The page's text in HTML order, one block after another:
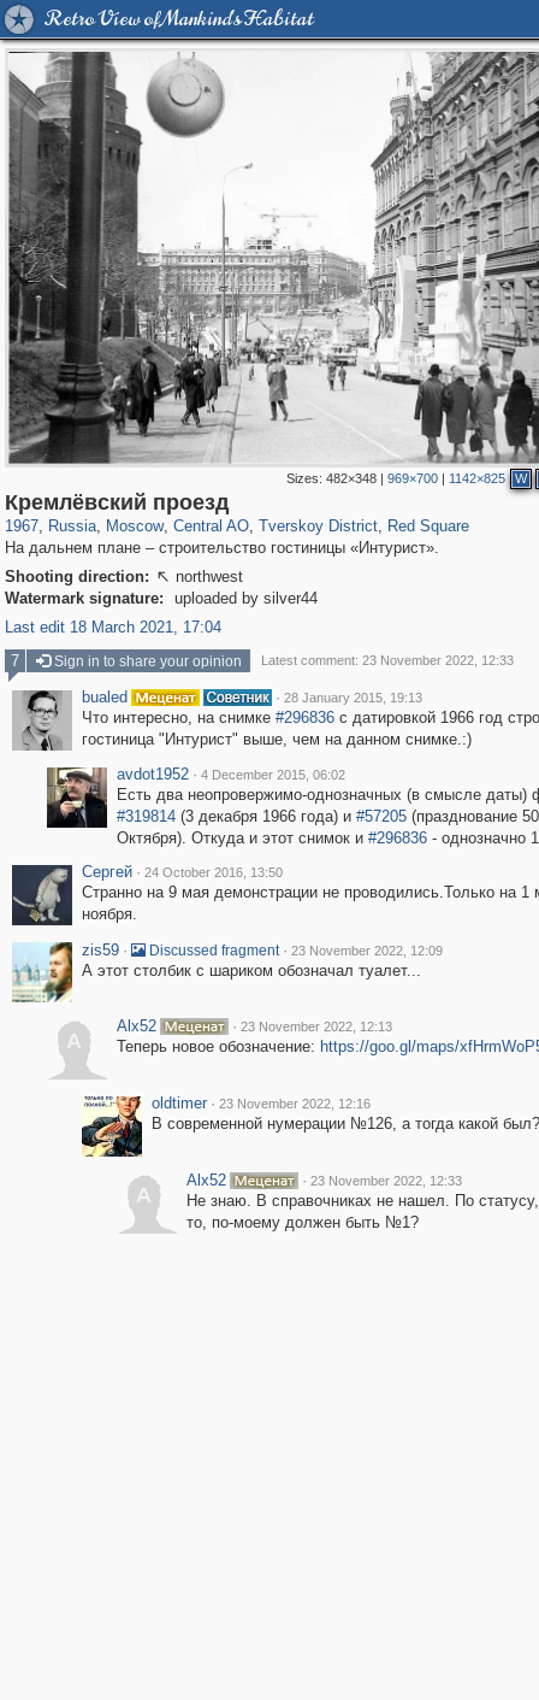
Retro View of Mankind's Habitat
Sizes:482×348 |969×700 | 1142×825 W
Кремлёвский проезд
1967, Russia
1,406,255 29,243
, Moscow
319,780 8,286
, Central AO
159,978 5,916
, Tverskoy District
53,034
, Red Square
На дальнем плане – строительство гостиницы «Интурист».
Shooting direction:  northwest
Watermark signature:
uploaded by silver44
Last edit 18 March 2021, 17:04
7
Sign in to share your opinion Latest comment: 23 November 2022, 12:33
bualed · 28 January 2015, 19:13
Что интересно, на снимке #296836с датировкой 1966 год
гостиница "Интурист" выше, чем на данном снимке.:)
avdot1952 · 4 December 2015, 06:02
Есть два неопровержимо-однозначных (в смысле даты)
#319814(3 декабря 1966 года) и #57205(празднование
Октября). Откуда и этот снимок и #296836- однозначно
Сергей · 24 October 2016, 13:50
Странно на 9 мая демонстрации не проводились.Только на 1
ноября.
zis59 · Discussed fragment · 23 November 2022, 12:09
А этот столбик с шариком обозначал туалет...
A
Alx52 · 23 November 2022, 12:13
Теперь новое обозначение: https://goo.gl/maps/
oldtimer · 23 November 2022, 12:16
В современной нумерации №126, а тогда какой был?
A
Alx52 · 23 November 2022, 12:33
Не знаю. В справочниках не нашел. По
то, по-моему должен быть №1?